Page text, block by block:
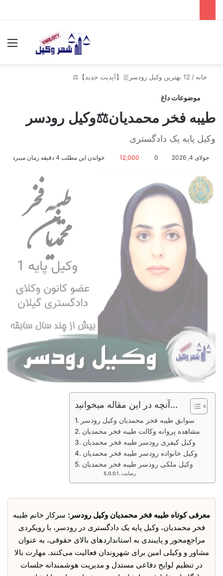
خانه / 12 بهترین وکیل رودسر🥇【آپدیت جدید】⚖️
موضوعات داغ
طیبه فخر محمدیان⚖️وکیل رودسر
وکیل پایه یک دادگستری
جولای 4, 2026 0
12,000 خواندن این مطلب 4 دقیقه زمان میبرد
آنچه در این مقاله میخوانید...
سوابق طیبه فخر محمدیان وکیل رودسر
مشاهده پروانه وکالت طیبه فخر محمدیان
وکیل کیفری رودسر طیبه فخر محمدیان
وکیل خانواده رودسر طیبه فخر محمدیان
وکیل ملکی رودسر طیبه فخر محمدیان
رضایت
معرفی کوتاه طیبه فخر محمدیان وکیل رودسر: سرکار خانم طیبه
فخر محمدیان، وکیل پایه یک دادگستری در رودسر، با رویکردی
مراجع‌محور و پایبندی به استانداردهای بالای حقوقی، به عنوان
مشاور و وکیلی امین برای شهروندان فعالیت می‌کنند. مهارت بالا
در تنظیم لوایح دفاعی مستدل و مدیریت هوشمندانه جلسات